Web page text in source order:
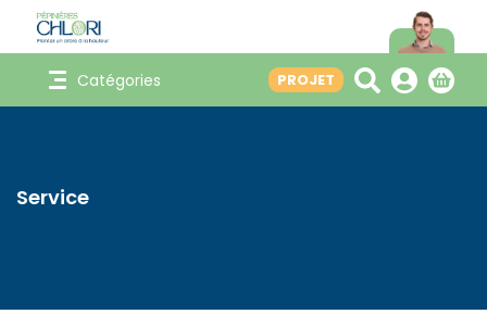
Catégories PROJET
Service